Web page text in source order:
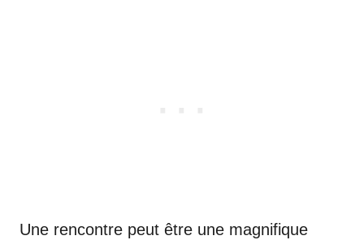
Une rencontre peut être une magnifique